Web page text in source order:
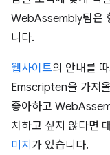
WebAssembly팀은
니다.
웹사이트의 안내를
Emscripten을 가져
좋아하고
치하고 싶지 않다면
미지 가 있습니다.